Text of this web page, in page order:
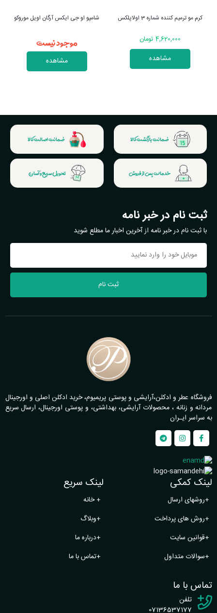
شامپو او جی ایکس آرگان اویل موروکو
موجود نیست
مشاهده
شامپو بیوتین کلاژن اوجی ایکس
موجود نیست
مشاهده
ضمانت بازگشت کالا ضمانت اصالت کالا
خدمات پس از فروش تحویل سریع و آسان
ثبت نام در خبر نامه
با ثبت نام در خبر نامه از آخرین اخبار ما مطلع شوید
ثبت نام
فروشگاه عطر و ادکلن،آرایشی و پوستی پریمیوم، خرید ادکلن اصلی و اورجینال
مردانه و زنانه ، محصولات آرایشی، بهداشتی، و پوستی اورجینال، ارسال سریع
به سراسر ایـران
لینک کمکی
+روشهای ارسال
+روش های پرداخت
+قوانین سایت
+سوالات متداول
لینک سریع
+خانه
+وبلاگ
+درباره ما
+تماس با ما
تماس با ما
تلفن
07136537177